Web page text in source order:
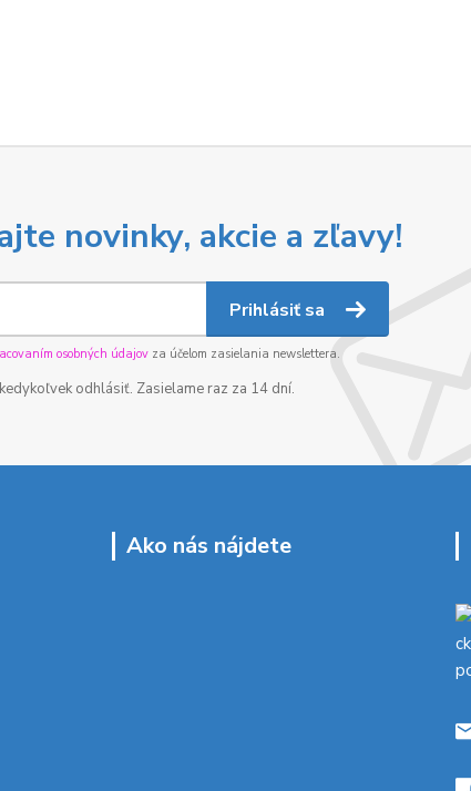
novinky, akcie a zľavy!
Prihlásiť sa
osobných údajovza účelom zasielania newslettera.
odhlásiť. Zasielame raz za 14 dní.
Ako nás nájdete